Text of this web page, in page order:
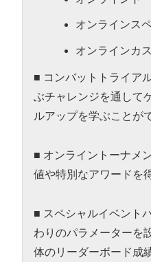
オンラインス
オンラインカ
■ コンバットトライア
ぶチャレンジを通して
ルアップを学ぶことが
■ オンライントーナメ
値や特別なアワードを
■ スペシャルイベント
わりのパラメーターを
体のリーダーボード成